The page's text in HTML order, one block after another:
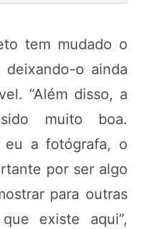
tem mudado o
o ainda
“Além disso, a
muito boa.
eu a fotógrafa, o
por ser algo
para outras
existe aqui”,